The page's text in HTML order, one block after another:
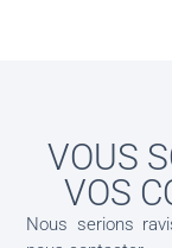
VOUS
VOS
Nous serions